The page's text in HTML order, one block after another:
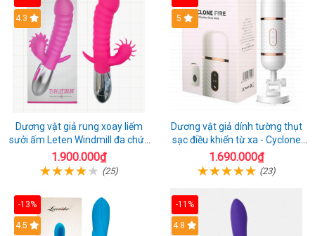
4.3
Dương vật giả rung xoay liếm
sưởi ấm Leten Windmill đa chức
năng
1.900.000₫
(25)
5
Dương vật giả dính tường thụt
sạc điều khiển từ xa - Cyclone
Fire
1.690.000₫
(23)
-13%
4.5
-11%
4.8